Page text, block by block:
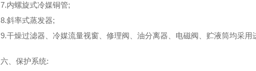
7.内螺旋式冷媒铜管;
8.斜率式蒸发器;
9.干燥过滤器、冷媒流量视窗、修理阀、油分离器、电磁阀、贮液筒均采用
六、保护系统: